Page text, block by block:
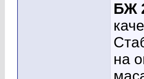
БЖ
на